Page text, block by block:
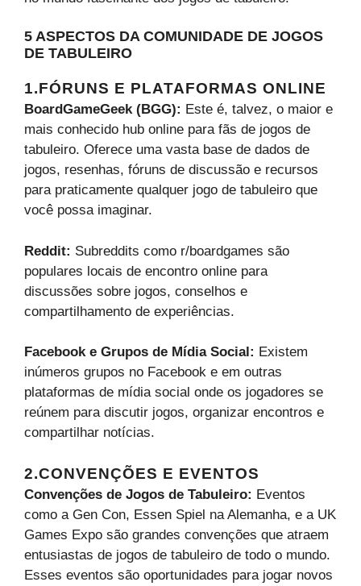
5 ASPECTOS DA COMUNIDADE DE JOGOS
DE TABULEIRO
1.FÓRUNS E PLATAFORMAS ONLINE
BoardGameGeek (BGG): Este é, talvez, o maior e
mais conhecido hub online para fãs de jogos de
tabuleiro. Oferece uma vasta base de dados de
jogos, resenhas, fóruns de discussão e recursos
para praticamente qualquer jogo de tabuleiro que
você possa imaginar.
Reddit: Subreddits como r/boardgames são
populares locais de encontro online para
discussões sobre jogos, conselhos e
compartilhamento de experiências.
Facebook e Grupos de Mídia Social: Existem
inúmeros grupos no Facebook e em outras
plataformas de mídia social onde os jogadores se
reúnem para discutir jogos, organizar encontros e
compartilhar notícias.
2.CONVENÇÕES E EVENTOS
Convenções de Jogos de Tabuleiro: Eventos
como a Gen Con, Essen Spiel na Alemanha, e a UK
Games Expo são grandes convenções que atraem
entusiastas de jogos de tabuleiro de todo o mundo.
Esses eventos são oportunidades para jogar novos